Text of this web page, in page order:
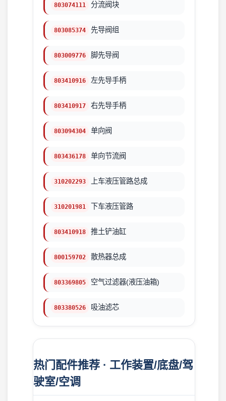
803074111 分流阀块
803085374 先导阀组
803009776 脚先导阀
803410916 左先导手柄
803410917 右先导手柄
803094304 单向阀
803436178 单向节流阀
310202293 上车液压管路总成
310201981 下车液压管路
803410918 推土铲油缸
800159702 散热器总成
803369805 空气过滤器(液压油箱)
803380526 吸油滤芯
热门配件推荐 · 工作装置/底盘/驾
驶室/空调